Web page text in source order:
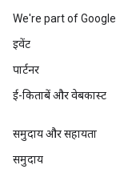
We're part of Google
इवेंट
पार्टनर
ई-किताबें और वेबकास्ट
समुदाय और सहायता
समुदाय